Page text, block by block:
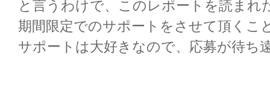
と言うわけで、このレポートを読まれ
期間限定でのサポートをさせて頂く
サポートは大好きなので、応募が待ち